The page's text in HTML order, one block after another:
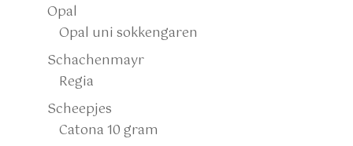
Opal
Opal uni sokkengaren
Schachenmayr
Regia
Scheepjes
Catona 10 gram